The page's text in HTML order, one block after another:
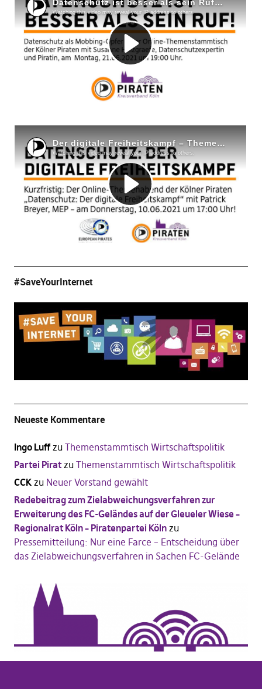
#SaveYourInternet
Neueste Kommentare
Ingo Luffzu Themenstammtisch Wirtschaftspolitik
Partei Piratzu Themenstammtisch Wirtschaftspolitik
CCKzu Neuer Vorstand gewählt
Redebeitrag zum Zielabweichungsverfahren zur
Erweiterung des FC-Geländes auf der Gleueler Wiese –
Regionalrat Köln – Piratenpartei Kölnzu
Pressemitteilung: Nur eine Farce – Entscheidung über
das Zielabweichungsverfahren in Sachen FC-Gelände